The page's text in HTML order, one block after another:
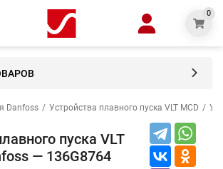
0
Danfoss / Устройства плавного пуска VLT MCD /
пуска VLT
— 136G8764